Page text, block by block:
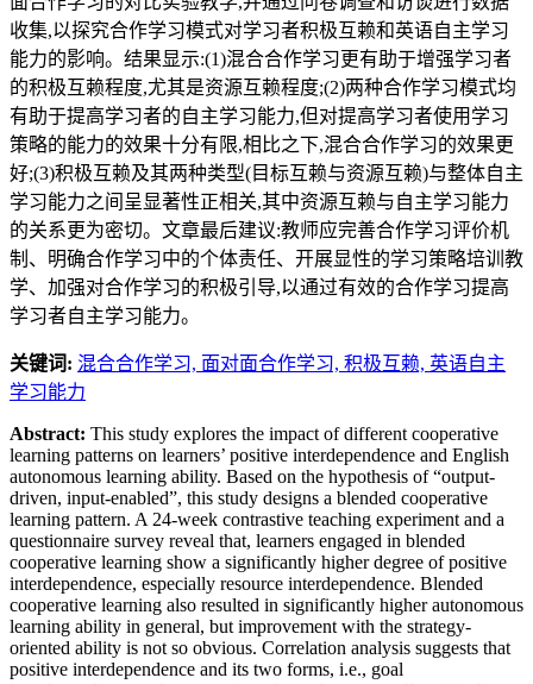
收集,以探究合作学习模式对学习者积极互赖和英语自主学习
能力的影响。结果显示:(1)混合合作学习更有助于增强学习者
的积极互赖程度,尤其是资源互赖程度;(2)两种合作学习模式均
有助于提高学习者的自主学习能力,但对提高学习者使用学习
策略的能力的效果十分有限,相比之下,混合合作学习的效果更
好;(3)积极互赖及其两种类型(目标互赖与资源互赖)与整体自主
学习能力之间呈显著性正相关,其中资源互赖与自主学习能力
的关系更为密切。文章最后建议:教师应完善合作学习评价机
制、明确合作学习中的个体责任、开展显性的学习策略培训教
学、加强对合作学习的积极引导,以通过有效的合作学习提高
学习者自主学习能力。
关键词: 混合合作学习, 面对面合作学习, 积极互赖, 英语自主
学习能力
Abstract: This study explores the impact of different cooperative
learning patterns on learners’ positive interdependence and English
autonomous learning ability. Based on the hypothesis of “output-
driven, input-enabled”, this study designs a blended cooperative
learning pattern. A 24-week contrastive teaching experiment and a
questionnaire survey reveal that, learners engaged in blended
cooperative learning show a significantly higher degree of positive
interdependence, especially resource interdependence. Blended
cooperative learning also resulted in significantly higher autonomous
learning ability in general, but improvement with the strategy-
oriented ability is not so obvious. Correlation analysis suggests that
positive interdependence and its two forms, i.e., goal